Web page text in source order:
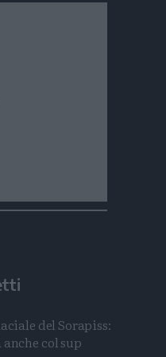
del Sorapiss:
col sup